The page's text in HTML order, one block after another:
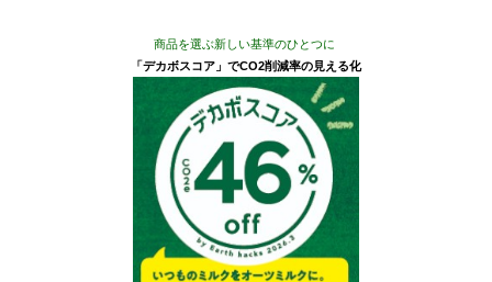
商品を選ぶ新しい基準のひとつに
「デカボスコア」でCO2削減率の見える化